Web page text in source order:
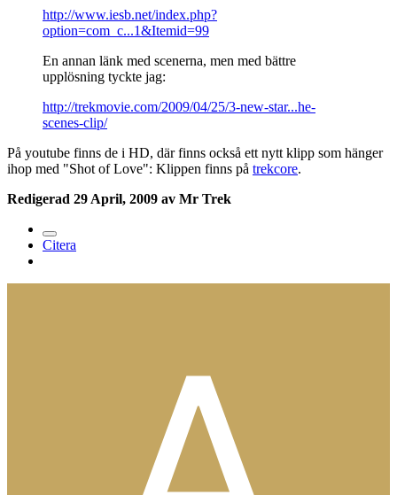
http://www.iesb.net/index.php?
option=com_c...1&Itemid=99
En annan länk med scenerna, men med bättre
upplösning tyckte jag:
http://trekmovie.com/2009/04/25/3-new-star...he-
scenes-clip/
På youtube finns de i HD, där finns också ett nytt klipp som hänger
ihop med "Shot of Love": Klippen finns på trekcore.
Redigerad 29 April, 2009 av Mr Trek
Citera